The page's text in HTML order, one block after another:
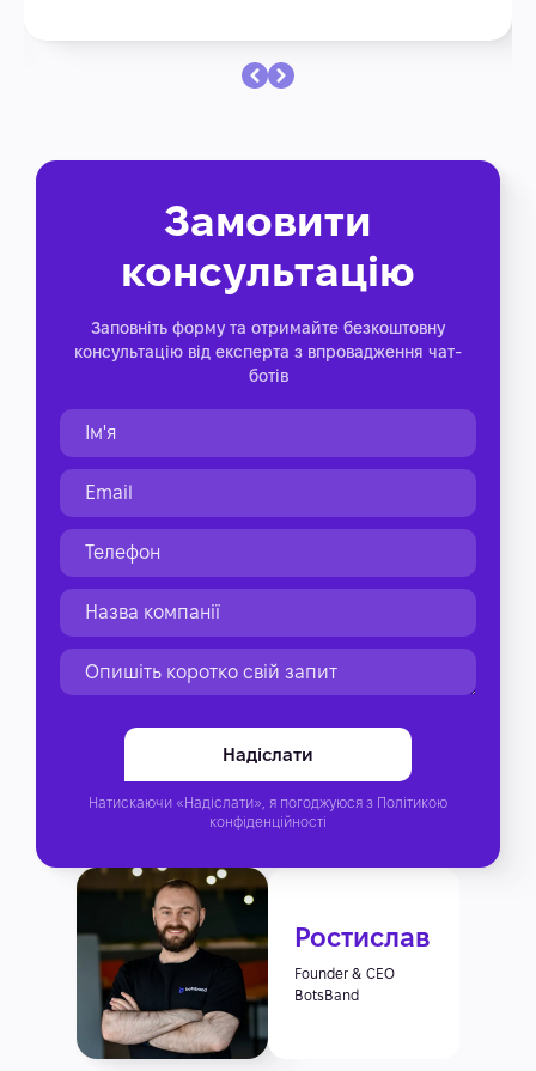
Ростислав
Founder & CEO
BotsBand
Замовити
консультацію
Заповніть форму та отримайте безкоштовну
консультацію від експерта з впровадження чат-
ботів
Натискаючи «Надіслати», я погоджуюся з Політикою
конфіденційності